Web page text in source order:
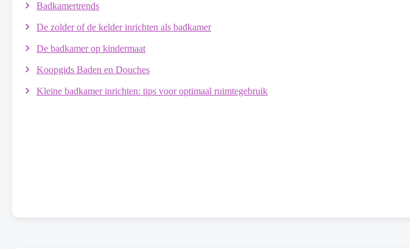
Badkamertrends
De zolder of de kelder inrichten als badkamer
De badkamer op kindermaat
Koopgids Baden en Douches
Kleine badkamer inrichten: tips voor optimaal ruimtegebruik